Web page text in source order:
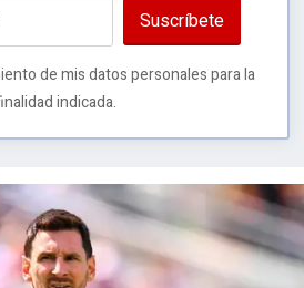
Suscríbete
de mis datos personales para la
indicada.